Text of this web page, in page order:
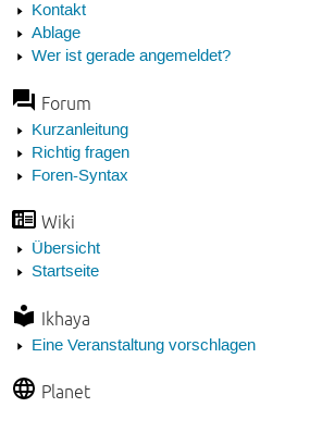
Kontakt
Ablage
Wer ist gerade angemeldet?
Forum
Kurzanleitung
Richtig fragen
Foren-Syntax
Wiki
Übersicht
Startseite
Ikhaya
Eine Veranstaltung vorschlagen
Planet